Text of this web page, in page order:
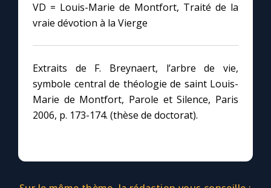
VD = Louis-Marie de Montfort, Traité de la
vraie dévotion à la Vierge
Extraits de F. Breynaert, l’arbre de vie,
symbole central de théologie de saint Louis-
Marie de Montfort, Parole et Silence, Paris
2006, p. 173-174. (thèse de doctorat).